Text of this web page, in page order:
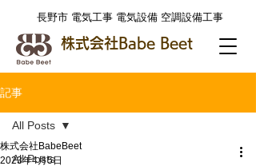
株式会社Babe Beet
​長野市 電気工事 電気設備 空調設備工事
記事
All Posts
All Posts
株式会社BabeBeet
2023年4月5日